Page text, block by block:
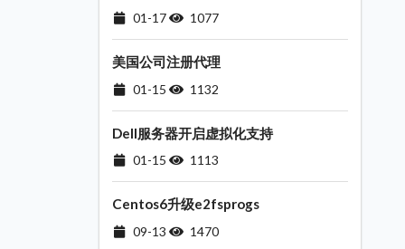
01-17 1077
美国公司注册代理
01-15 1132
Dell服务器开启虚拟化支持
01-15 1113
Centos6升级e2fsprogs
09-13 1470